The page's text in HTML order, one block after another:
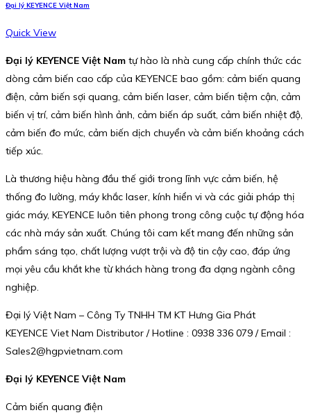
Đại lý KEYENCE Việt Nam
Quick View
Đại lý KEYENCE Việt Nam tự hào là nhà cung cấp chính thức các
dòng cảm biến cao cấp của KEYENCE bao gồm: cảm biến quang
điện, cảm biến sợi quang, cảm biến laser, cảm biến tiệm cận, cảm
biến vị trí, cảm biến hình ảnh, cảm biến áp suất, cảm biến nhiệt độ,
cảm biến đo mức, cảm biến dịch chuyển và cảm biến khoảng cách
tiếp xúc.
Là thương hiệu hàng đầu thế giới trong lĩnh vực cảm biến, hệ
thống đo lường, máy khắc laser, kính hiển vi và các giải pháp thị
giác máy, KEYENCE luôn tiên phong trong công cuộc tự động hóa
các nhà máy sản xuất. Chúng tôi cam kết mang đến những sản
phẩm sáng tạo, chất lượng vượt trội và độ tin cậy cao, đáp ứng
mọi yêu cầu khắt khe từ khách hàng trong đa dạng ngành công
nghiệp.
Đại lý Việt Nam – Công Ty TNHH TM KT Hưng Gia Phát
KEYENCE Viet Nam Distributor / Hotline : 0938 336 079 / Email :
Sales2@hgpvietnam.com
Đại lý KEYENCE Việt Nam
Cảm biến quang điện